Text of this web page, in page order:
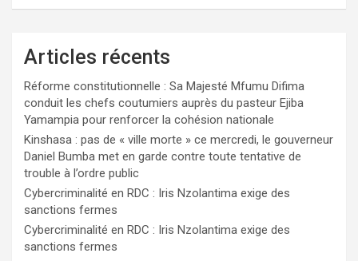
Articles récents
Réforme constitutionnelle : Sa Majesté Mfumu Difima
conduit les chefs coutumiers auprès du pasteur Ejiba
Yamampia pour renforcer la cohésion nationale
Kinshasa : pas de « ville morte » ce mercredi, le gouverneur
Daniel Bumba met en garde contre toute tentative de
trouble à l’ordre public
Cybercriminalité en RDC : Iris Nzolantima exige des
sanctions fermes
Cybercriminalité en RDC : Iris Nzolantima exige des
sanctions fermes